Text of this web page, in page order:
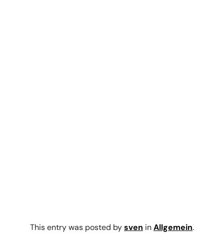
This entry was posted bysven inAllgemein.